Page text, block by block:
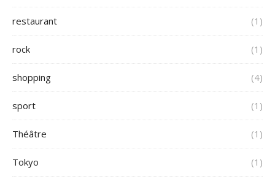
restaurant (1)
rock (1)
shopping (4)
sport (1)
Théâtre (1)
Tokyo (1)